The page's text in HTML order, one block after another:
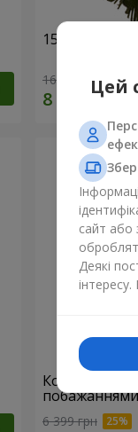
151 червона
16 180 грн
Кошик "З
6 399 грн
Цей
сайт або
Деякі